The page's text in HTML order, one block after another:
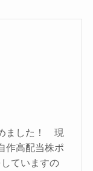
ました！ 現
作高配当株ポ
ていますの